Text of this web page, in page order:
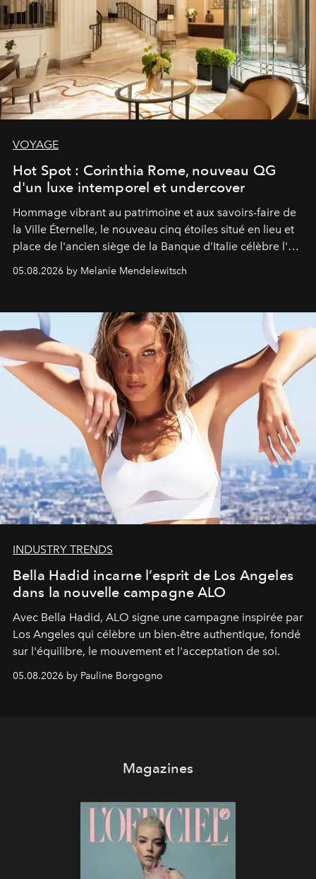
VOYAGE
Hot Spot : Corinthia Rome, nouveau QG
d'un luxe intemporel et undercover
Hommage vibrant au patrimoine et aux savoirs-faire de
la Ville Éternelle, le nouveau cinq étoiles situé en lieu et
place de l'ancien siège de la Banque d'Italie célèbre l'art
05.08.2026 by Melanie Mendelewitsch
INDUSTRY TRENDS
Bella Hadid incarne l’esprit de Los Angeles
dans la nouvelle campagne ALO
Avec Bella Hadid, ALO signe une campagne inspirée par
Los Angeles qui célèbre un bien-être authentique, fondé
sur l'équilibre, le mouvement et l'acceptation de soi.
05.08.2026 by Pauline Borgogno
Magazines